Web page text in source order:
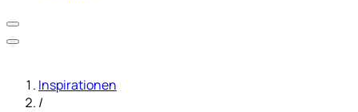
Inspirationen
/